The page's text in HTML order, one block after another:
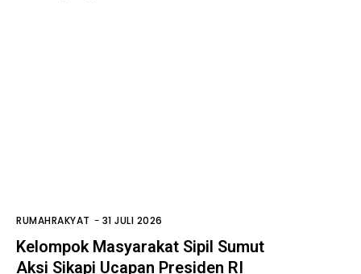
RUMAHRAKYAT - 31 JULI 2026
Kelompok Masyarakat Sipil Sumut
Aksi Sikapi Ucapan Presiden RI